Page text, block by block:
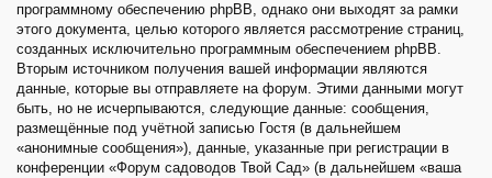
программному обеспечению phpBB, однако они выходят за рамки
этого документа, целью которого является рассмотрение страниц,
созданных исключительно программным обеспечением phpBB.
Вторым источником получения вашей информации являются
данные, которые вы отправляете на форум. Этими данными могут
быть, но не исчерпываются, следующие данные: сообщения,
размещённые под учётной записью Гостя (в дальнейшем
«анонимные сообщения»), данные, указанные при регистрации в
конференции «Форум садоводов Твой Сад» (в дальнейшем «ваша